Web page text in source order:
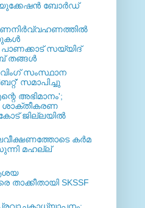
ബോര്‍ഡ്
സയ്യിദ്
തങ്ങള്‍
വിംഗ് സംസ്ഥാന
സമാപിച്ചു
അഭിമാനം';
ശാക്തീകരണ
ജില്ലയില്‍
കര്‍മ
മഹല്ല്
താക്കീതായി SKSSF